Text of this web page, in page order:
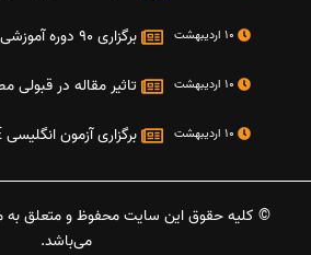
برگزاری 90 دوره آموزشی در مرکز آموزش فرهنگی دانشگاه علامه
تاثیر مقاله در قبولی
برگزاری آزمون انگلیسی GRE روز شنبه 27 شهریور(مقارن با 17 سپتامبر 2016)
© کلیه حقوق این سایت محفوظ و متعلق به
می‌باشد.